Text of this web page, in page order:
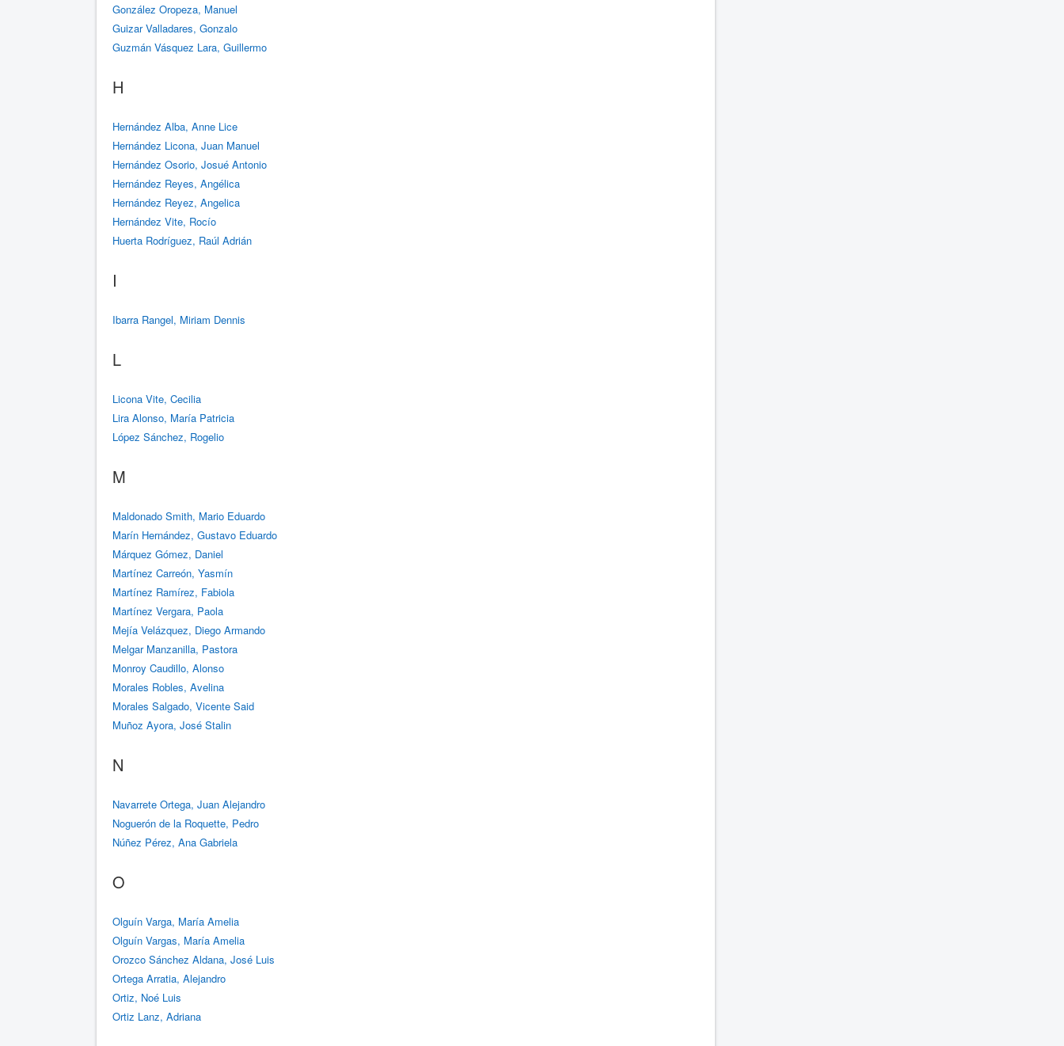
González Oropeza, Manuel
Guizar Valladares, Gonzalo
Guzmán Vásquez Lara, Guillermo
H
Hernández Alba, Anne Lice
Hernández Licona, Juan Manuel
Hernández Osorio, Josué Antonio
Hernández Reyes, Angélica
Hernández Reyez, Angelica
Hernández Vite, Rocío
Huerta Rodríguez, Raúl Adrián
I
Ibarra Rangel, Miriam Dennis
L
Licona Vite, Cecilia
Lira Alonso, María Patricia
López Sánchez, Rogelio
M
Maldonado Smith, Mario Eduardo
Marín Hernández, Gustavo Eduardo
Márquez Gómez, Daniel
Martínez Carreón, Yasmín
Martínez Ramírez, Fabiola
Martínez Vergara, Paola
Mejía Velázquez, Diego Armando
Melgar Manzanilla, Pastora
Monroy Caudillo, Alonso
Morales Robles, Avelina
Morales Salgado, Vicente Said
Muñoz Ayora, José Stalin
N
Navarrete Ortega, Juan Alejandro
Noguerón de la Roquette, Pedro
Núñez Pérez, Ana Gabriela
O
Olguín Varga, María Amelia
Olguín Vargas, María Amelia
Orozco Sánchez Aldana, José Luis
Ortega Arratia, Alejandro
Ortiz, Noé Luis
Ortiz Lanz, Adriana